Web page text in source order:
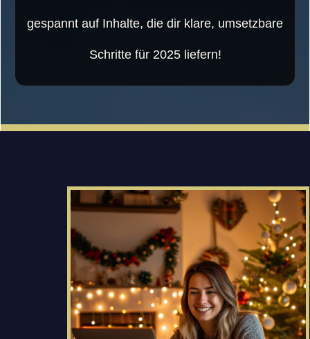
gespannt auf Inhalte, die dir klare, umsetzbare
Schritte für 2025 liefern!